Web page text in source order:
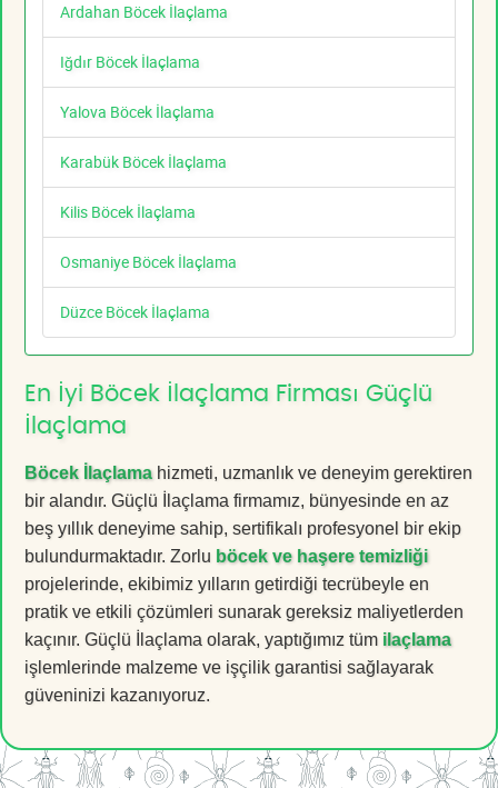
Ardahan Böcek İlaçlama
Iğdır Böcek İlaçlama
Yalova Böcek İlaçlama
Karabük Böcek İlaçlama
Kilis Böcek İlaçlama
Osmaniye Böcek İlaçlama
Düzce Böcek İlaçlama
En İyi Böcek İlaçlama Firması Güçlü
İlaçlama
Böcek İlaçlamahizmeti, uzmanlık ve deneyim gerektiren
bir alandır. Güçlü İlaçlama firmamız, bünyesinde en az
beş yıllık deneyime sahip, sertifikalı profesyonel bir ekip
bulundurmaktadır. Zorlu böcek ve haşere temizliği
projelerinde, ekibimiz yılların getirdiği tecrübeyle en
pratik ve etkili çözümleri sunarak gereksiz maliyetlerden
kaçınır. Güçlü İlaçlama olarak, yaptığımız tüm ilaçlama
işlemlerinde malzeme ve işçilik garantisi sağlayarak
güveninizi kazanıyoruz.